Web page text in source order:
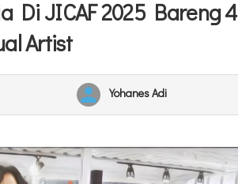
Di JICAF 2025 Bareng 4
Artist
Yohanes Adi